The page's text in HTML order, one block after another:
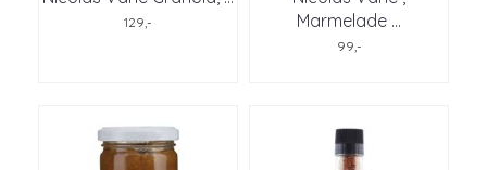
129,-
Marmelade ...
99,-